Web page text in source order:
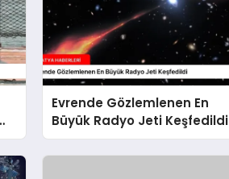
Evrende Gözlemlenen En
Büyük Radyo Jeti Keşfedildi